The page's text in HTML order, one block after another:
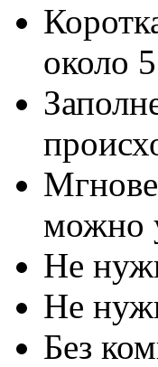
около
можно
Не
Не
Без